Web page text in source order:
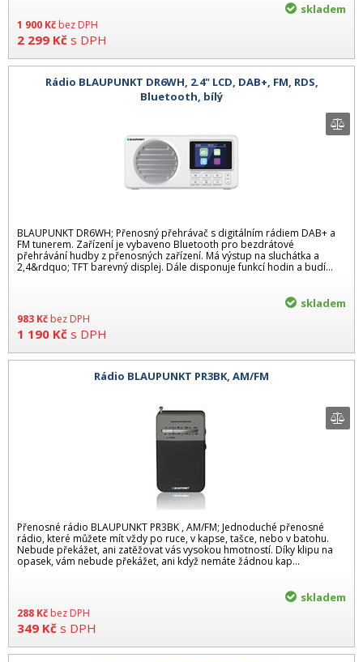
1 900 Kč bez DPH
2 299 Kč s DPH
skladem
Rádio BLAUPUNKT DR6WH, 2.4" LCD, DAB+, FM, RDS,
Bluetooth, bílý
BLAUPUNKT DR6WH; Přenosný přehrávač s digitálním rádiem DAB+ a
FM tunerem. Zařízení je vybaveno Bluetooth pro bezdrátové
přehrávání hudby z přenosných zařízení. Má výstup na sluchátka a
2,4&rdquo; TFT barevný displej. Dále disponuje funkcí hodin a budí...
983 Kč bez DPH
1 190 Kč s DPH
skladem
Rádio BLAUPUNKT PR3BK, AM/FM
Přenosné rádio BLAUPUNKT PR3BK , AM/FM; Jednoduché přenosné
rádio, které můžete mít vždy po ruce, v kapse, tašce, nebo v batohu.
Nebude překážet, ani zatěžovat vás vysokou hmotností. Díky klipu na
opasek, vám nebude překážet, ani když nemáte žádnou kap...
288 Kč bez DPH
349 Kč s DPH
skladem